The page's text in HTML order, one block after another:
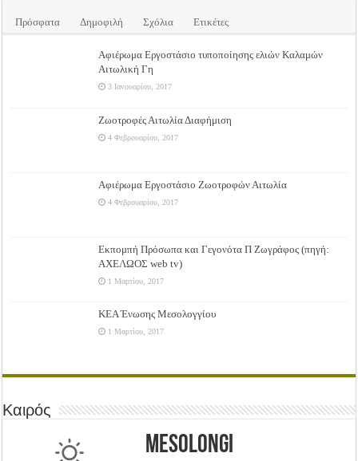
Πρόσφατα Δημοφιλή Σχόλια Ετικέτες
Αφιέρωμα Εργοστάσιο τυποποίησης ελιών Καλαμών
Αιτωλική Γη
3 Ιανουαρίου, 2017
Ζωοτροφές Αιτωλία Διαφήμιση
4 Φεβρουαρίου, 2017
Αφιέρωμα Εργοστάσιο Ζωοτροφών Αιτωλία
4 Φεβρουαρίου, 2017
Εκπομπή Πρόσωπα και Γεγονότα Π Ζωγράφος (πηγή:
ΑΧΕΛΩΟΣ web tv)
1 Μαρτίου, 2017
ΚΕΑ Ένωσης Μεσολογγίου
1 Μαρτίου, 2017
Καιρός
Mesolongi